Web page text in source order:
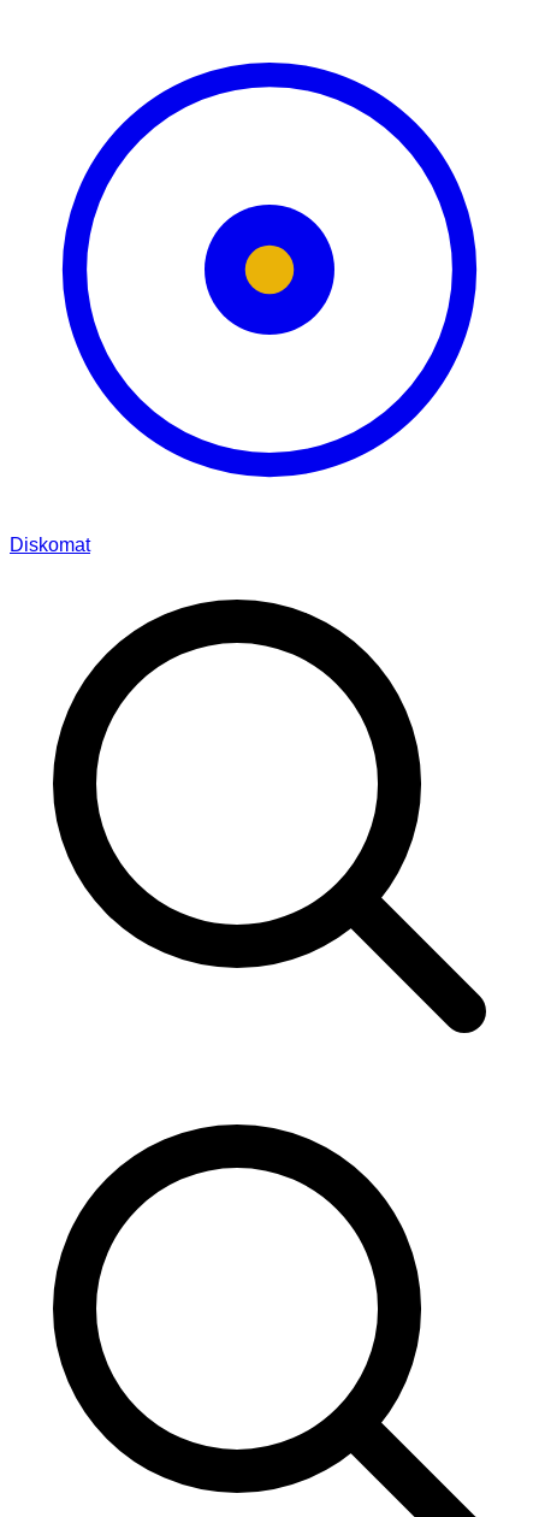
Diskomat